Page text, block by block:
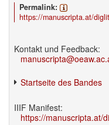
Permalink:
https://manuscripta.at/
Kontakt und Feedback:
Startseite des Bandes
IIIF Manifest:
https://manuscripta.at/